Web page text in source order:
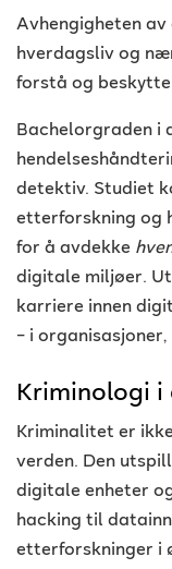
Avhengigheten
hverdagsliv og
forstå og
Bachelorgraden i
detektiv. Studiet
etterforskning og
for å avdekke
digitale miljøer.
karriere innen
– i
Kriminologi
Kriminalitet er
verden. Den
digitale enheter
hacking til
etterforskninger i